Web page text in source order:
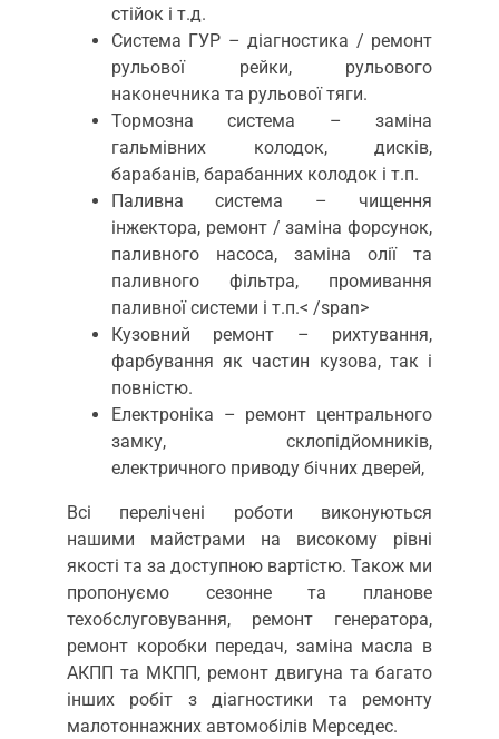
стійок і т.д.
Система ГУР – діагностика / ремонт
рульової рейки, рульового
наконечника та рульової тяги.
Тормозна система – заміна
гальмівних колодок, дисків,
барабанів, барабанних колодок і т.п.
Паливна система – чищення
інжектора, ремонт / заміна форсунок,
паливного насоса, заміна олії та
паливного фільтра, промивання
паливної системи і т.п.< /span>
Кузовний ремонт – рихтування,
фарбування як частин кузова, так і
повністю.
Електроніка – ремонт центрального
замку, склопідйомників,
електричного приводу бічних дверей,
Всі перелічені роботи виконуються
нашими майстрами на високому рівні
якості та за доступною вартістю. Також ми
пропонуємо сезонне та планове
техобслуговування, ремонт генератора,
ремонт коробки передач, заміна масла в
АКПП та МКПП, ремонт двигуна та багато
інших робіт з діагностики та ремонту
малотоннажних автомобілів Мерседес.